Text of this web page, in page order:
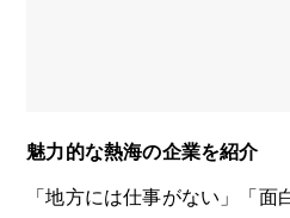
魅力的な熱海の企業を紹介
「地方には仕事がない」「面